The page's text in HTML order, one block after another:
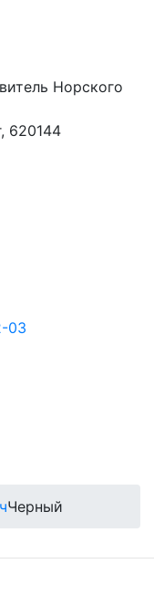
Норского
620144
03
Черный